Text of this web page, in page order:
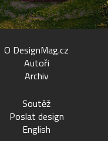
O DesignMag.cz
Autoři
Archiv
Soutěž
Poslat design
English